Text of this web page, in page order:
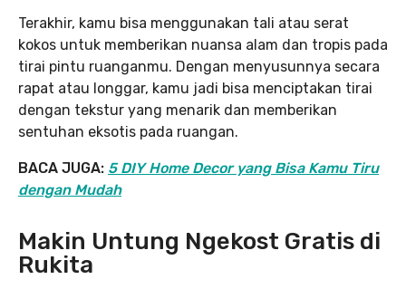
Terakhir, kamu bisa menggunakan tali atau serat
kokos untuk memberikan nuansa alam dan tropis pada
tirai pintu ruanganmu. Dengan menyusunnya secara
rapat atau longgar, kamu jadi bisa menciptakan tirai
dengan tekstur yang menarik dan memberikan
sentuhan eksotis pada ruangan.
BACA JUGA: 5 DIY Home Decor yang Bisa Kamu Tiru
dengan Mudah
Makin Untung Ngekost Gratis di
Rukita